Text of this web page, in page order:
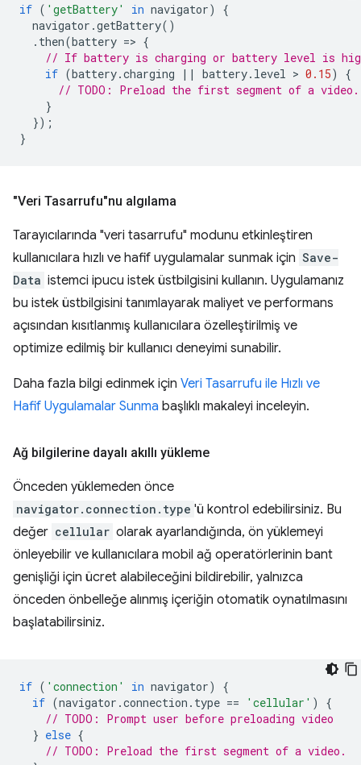
if ( 'getBattery' in navigator)
{
navigator .getBattery()
. then(battery => {
// If battery is charging or battery level is high
if (battery.charging || battery. level > 0.15)
{
// TODO: Preload the first segment of a video.
}
});
}
"Veri Tasarrufu"nu algılama
Tarayıcılarında "veri tasarrufu" modunu etkinleştiren
kullanıcılara hızlı ve hafif uygulamalar sunmak için Save-
Data istemci ipucu istek üstbilgisini kullanın. Uygulamanız
bu istek üstbilgisini tanımlayarak maliyet ve performans
açısından kısıtlanmış kullanıcılara özelleştirilmiş ve
optimize edilmiş bir kullanıcı deneyimi sunabilir.
Daha fazla bilgi edinmek için Veri Tasarrufu ile Hızlı ve
Hafif Uygulamalar Sunma başlıklı makaleyi inceleyin.
Ağ bilgilerine dayalı akıllı yükleme
Önceden yüklemeden önce
navigator.connection.type 'ü kontrol edebilirsiniz. Bu
değer cellular olarak ayarlandığında, ön yüklemeyi
önleyebilir ve kullanıcılara mobil ağ operatörlerinin bant
genişliği için ücret alabileceğini bildirebilir, yalnızca
önceden önbelleğe alınmış içeriğin otomatik oynatılmasını
başlatabilirsiniz.
if ( 'connection' in navigator)
{
if (navigator .connection . type == 'cellular' )
{
// TODO: Prompt user before preloading video
} else {
// TODO: Preload the first segment of a video.